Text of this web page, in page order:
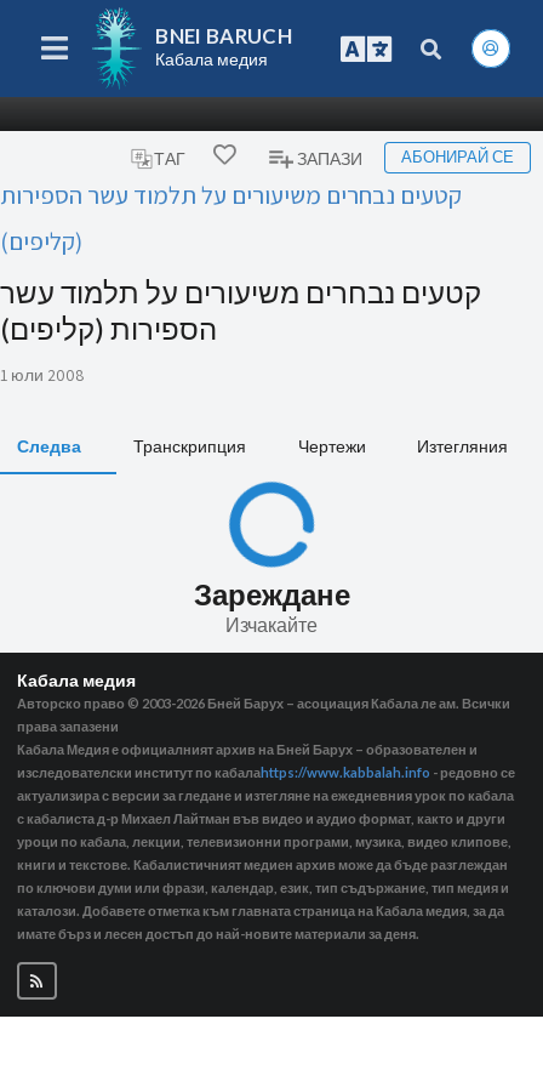
BNEI BARUCH
Кабала медия
ТАГ ЗАПАЗИ АБОНИРАЙ СЕ
קטעים נבחרים משיעורים על תלמוד עשר הספירות
(קליפים)
קטעים נבחרים משיעורים על תלמוד עשר
הספירות (קליפים)
1 юли 2008
Следва Транскрипция Чертежи Изтегляния
Зареждане
Изчакайте
Кабала медия
Авторско право © 2003-2026 Бней Барух – асоциация Кабала ле ам. Всички
права запазени
Кабала Медия е официалният архив на Бней Барух – образователен и
изследователски институт по кабалаhttps://www.kabbalah.info - редовно се
актуализира с версии за гледане и изтегляне на ежедневния урок по кабала
с кабалиста д-р Михаел Лайтман във видео и аудио формат, както и други
уроци по кабала, лекции, телевизионни програми, музика, видео клипове,
книги и текстове. Кабалистичният медиен архив може да бъде разглеждан
по ключови думи или фрази, календар, език, тип съдържание, тип медия и
каталози. Добавете отметка към главната страница на Кабала медия, за да
имате бърз и лесен достъп до най-новите материали за деня.